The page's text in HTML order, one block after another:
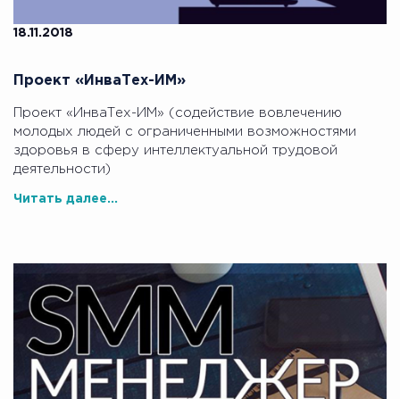
18.11.2018
Проект «ИнваТех-ИМ»
Проект «ИнваТех-ИМ» (содействие вовлечению
молодых людей с ограниченными возможностями
здоровья в сферу интеллектуальной трудовой
деятельности)
Читать далее...